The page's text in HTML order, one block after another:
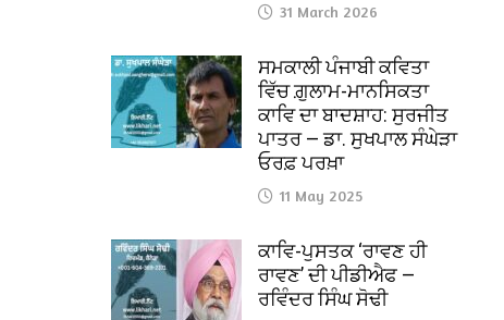
31 March 2026
ਸਮਕਾਲੀ ਪੰਜਾਬੀ ਕਵਿਤਾ
ਵਿੱਚ ਗ਼ੁਲਾਮ-ਮਾਨਸਿਕਤਾ
ਕਾਵਿ ਦਾ ਬਾਦਸ਼ਾਹ: ਸੁਰਜੀਤ
ਪਾਤਰ — ਡਾ. ਸੁਖਪਾਲ ਸੰਘੇੜਾ
ਓਰਫ਼ ਪਰਖ਼ਾ
11 May 2025
ਕਾਵਿ-ਪੁਸਤਕ ‘ਰਾਵਣ ਹੀ
ਰਾਵਣ’ ਦੀ ਪੀਡੀਐਫ —
ਰਵਿੰਦਰ ਸਿੰਘ ਸੋਢੀ